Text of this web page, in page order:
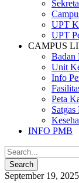
UPT
UPT
CAMPUS
Badan
Unit
Info
Peta
INFO PMB
September 19, 2025